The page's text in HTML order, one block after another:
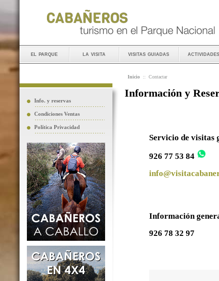
el parque la visita visitas guiadas actividades
Info. y reservas
Condiciones Ventas
Política Privacidad
Inicio :: Contactar
Información y
Servicio de visitas
926 77 53 84
Información
926 78 32 97